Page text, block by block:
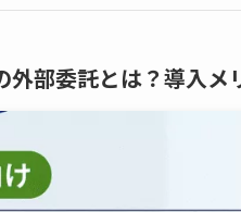
外部委託とは？導入